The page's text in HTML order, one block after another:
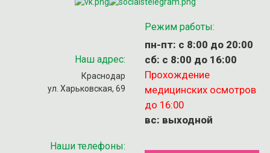
Наш адрес:
Краснодар
ул. Харьковская, 69
Режим работы:
пн-пт: с 8:00 до 20:00
сб: с 8:00 до 16:00
Прохождение
медицинских осмотров
до 16:00
вс: выходной
Наши телефоны: